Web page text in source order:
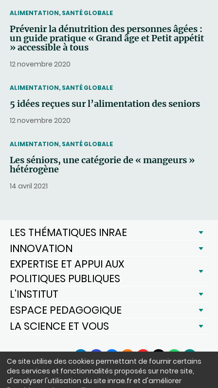
Ce site utilise des cookies permettant de fournir certains
des services et fonctionnalités proposés sur notre site,
d'analyser l'utilisation du site inrae.fr et d'améliorer
THEMATIC
ALIMENTATION, SANTÉ GLOBALE
Prévenir la dénutrition des personnes âgées :
un guide pratique « Grand âge et Petit appétit
» accessible à tous
12 novembre 2020
THEMATIC
ALIMENTATION, SANTÉ GLOBALE
5 idées reçues sur l’alimentation des seniors
12 novembre 2020
THEMATIC
ALIMENTATION, SANTÉ GLOBALE
Les séniors, une catégorie de « mangeurs »
hétérogène
14 avril 2021
LES THÉMATIQUES INRAE
INNOVATION
EXPERTISE ET APPUI AUX
POLITIQUES PUBLIQUES
L'INSTITUT
ESPACE PEDAGOGIQUE
LA SCIENCE ET VOUS
SUIVEZ-NOUS
LinkedInFacebook
BlueSkyInstagram
YouTube
X WhatsAppPodcasts